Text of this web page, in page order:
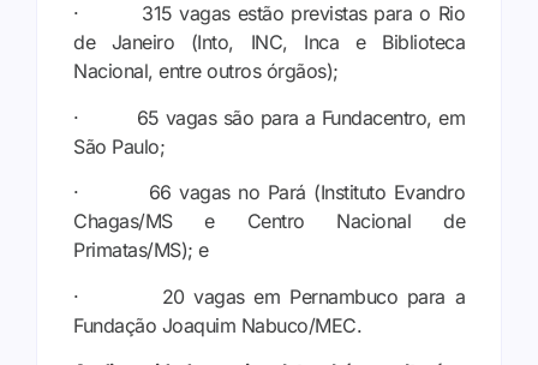
· 315 vagas estão previstas para o Rio
de Janeiro (Into, INC, Inca e Biblioteca
Nacional, entre outros órgãos);
· 65 vagas são para a Fundacentro, em
São Paulo;
· 66 vagas no Pará (Instituto Evandro
Chagas/MS e Centro Nacional de
Primatas/MS); e
· 20 vagas em Pernambuco para a
Fundação Joaquim Nabuco/MEC.